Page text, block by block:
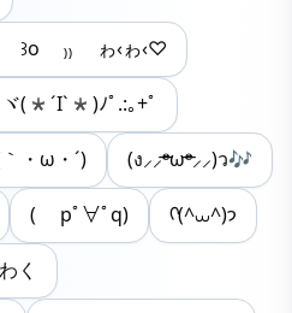
₎₎ ゎ‹ゎ‹♡
ヾ(*´I`*)ﾉﾟ.:｡+ﾟ
・ω・´) (ง⸝⸝ᵒ̴̶̷ωᵒ̴̶̷⸝⸝)ว🎶
( pﾟ∀ﾟq) ᡣ(^⩊^)𐭩
く